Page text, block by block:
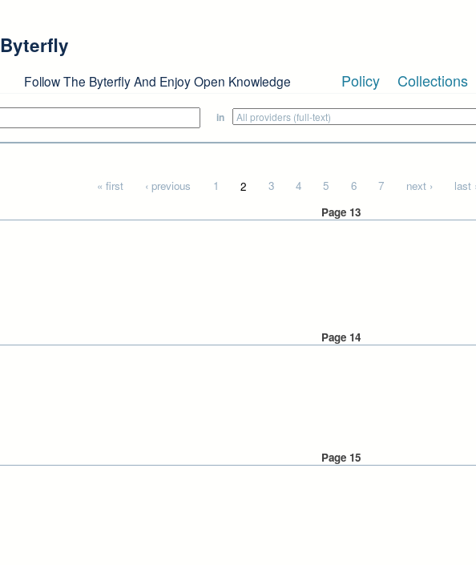
Byterfly
Follow The Byterfly And Enjoy Open Knowledge Policy Collections
in
« first ‹ previous 1 2 3 4 5 6 7 next ›
last
Page 13
Page 14
Page 15